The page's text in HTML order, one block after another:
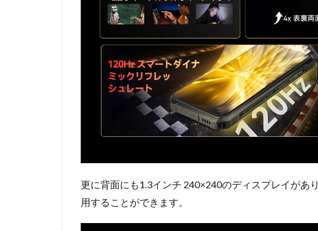
更に背面にも1.3インチ 240×240のディスプレイがあ
用することができます。